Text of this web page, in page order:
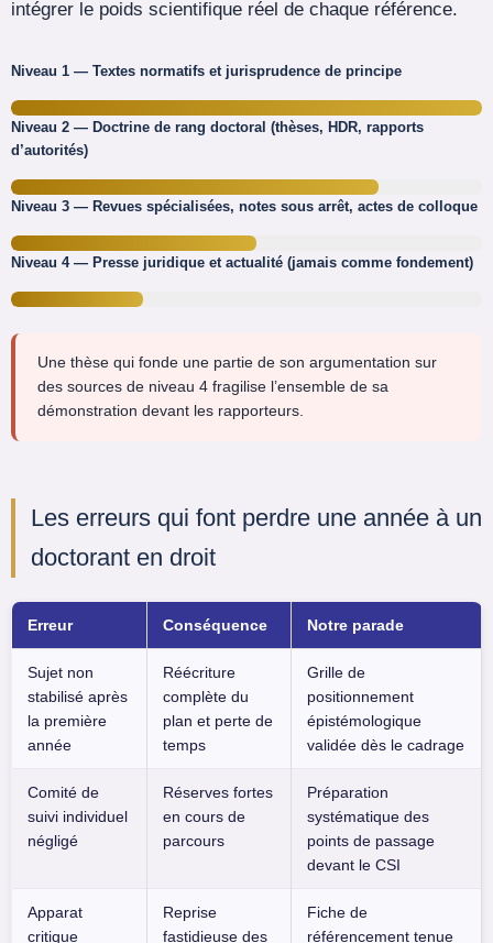
intégrer le poids scientifique réel de chaque référence.
Niveau 1 — Textes normatifs et jurisprudence de principe
Niveau 2 — Doctrine de rang doctoral (thèses, HDR, rapports
d’autorités)
Niveau 3 — Revues spécialisées, notes sous arrêt, actes de colloque
Niveau 4 — Presse juridique et actualité (jamais comme fondement)
Une thèse qui fonde une partie de son argumentation sur
des sources de niveau 4 fragilise l’ensemble de sa
démonstration devant les rapporteurs.
Les erreurs qui font perdre une année à un
doctorant en droit
Erreur Conséquence Notre parade
Sujet non
stabilisé après
la première
année
Réécriture
complète du
plan et perte de
temps
Grille de
positionnement
épistémologique
validée dès le cadrage
Comité de
suivi individuel
négligé
Réserves fortes
en cours de
parcours
Préparation
systématique des
points de passage
devant le CSI
Apparat
critique
Reprise
fastidieuse des
Fiche de
référencement tenue